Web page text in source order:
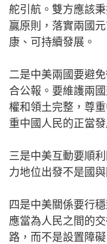
舵引航。雙方應該
贏原則，落實兩國
康、可持續發展。
二是中美兩國要避
合公報。要維護兩
權和領土完整，尊
重中國人民的正當發
三是中美互動要順
力地位出發不是國
四是中美關係要行
應當為人民之間的
路，而不是設置障礙